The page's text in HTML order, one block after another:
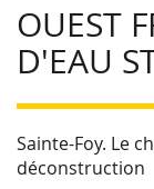
OUEST
D'EAU
Sainte-Foy. Le
déconstruction